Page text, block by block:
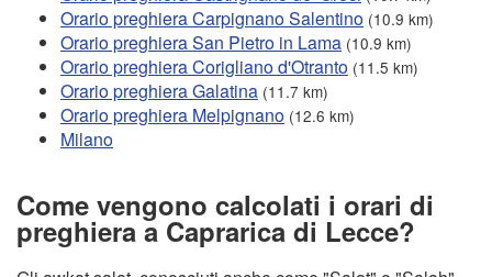
Orario preghiera Carpignano Salentino (10.9 km)
Orario preghiera San Pietro in Lama (10.9 km)
Orario preghiera Corigliano d'Otranto (11.5 km)
Orario preghiera Galatina (11.7 km)
Orario preghiera Melpignano (12.6 km)
Milano
Come vengono calcolati i orari di
preghiera a Caprarica di Lecce?